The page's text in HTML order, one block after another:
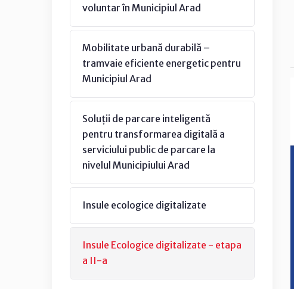
voluntar în Municipiul Arad
Mobilitate urbană durabilă –
tramvaie eficiente energetic pentru
Municipiul Arad
Soluții de parcare inteligentă
pentru transformarea digitală a
serviciului public de parcare la
nivelul Municipiului Arad
Insule ecologice digitalizate
Insule Ecologice digitalizate - etapa
a II-a